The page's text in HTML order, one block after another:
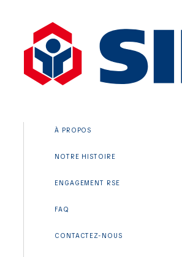
À PROPOS
NOTRE HISTOIRE
ENGAGEMENT RSE
FAQ
CONTACTEZ-NOUS